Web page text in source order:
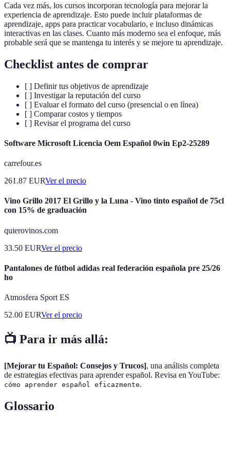
Cada vez más, los cursos incorporan tecnología para mejorar la
experiencia de aprendizaje. Esto puede incluir plataformas de
aprendizaje, apps para practicar vocabulario, e incluso dinámicas
interactivas en las clases. Cuanto más moderno sea el enfoque, más
probable será que se mantenga tu interés y se mejore tu aprendizaje.
Checklist antes de comprar
[ ] Definir tus objetivos de aprendizaje
[ ] Investigar la reputación del curso
[ ] Evaluar el formato del curso (presencial o en línea)
[ ] Comparar costos y tiempos
[ ] Revisar el programa del curso
Software Microsoft Licencia Oem Español 0win Ep2-25289
carrefour.es
261.87 EURVer el precio
Vino Grillo 2017 El Grillo y la Luna - Vino tinto español de 75cl
con 15% de graduación
quierovinos.com
33.50 EURVer el precio
Pantalones de fútbol adidas real federación española pre 25/26
ho
Atmosfera Sport ES
52.00 EURVer el precio
📺 Para ir más allá:
[Mejorar tu Español: Consejos y Trucos], una análisis completa
de estrategias efectivas para aprender español. Revisa en YouTube:
cómo aprender español eficazmente.
Glossario